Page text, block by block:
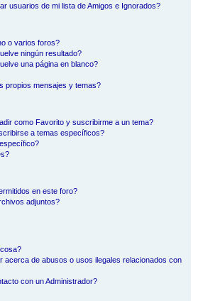
usuarios de mi lista de Amigos e Ignorados?
o varios foros?
ningún resultado?
una página en blanco?
propios mensajes y temas?
como Favorito y suscribirme a un tema?
a temas específicos?
en este foro?
adjuntos?
acerca de abusos o usos ilegales relacionados con
con un Administrador?